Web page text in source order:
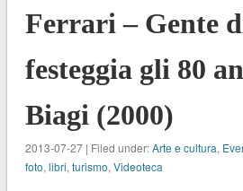
Ferrari – Gente
festeggia gli 80
Biagi (2000)
2013-07-27 | Filed under:Arte e cultura,
foto, libri, turismo, Videoteca